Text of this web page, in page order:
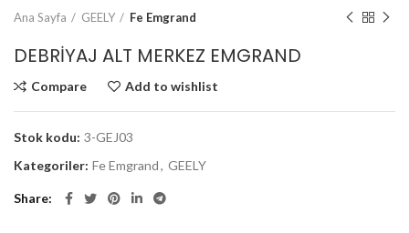
Ana Sayfa GEELY Fe Emgrand
DEBRİYAJ ALT MERKEZ EMGRAND
Compare Add to wishlist
Stok kodu: 3-GEJ03
Kategoriler: Fe Emgrand, GEELY
Share